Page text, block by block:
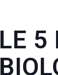
LE 5